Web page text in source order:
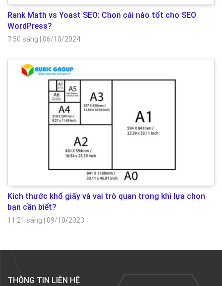
Rank Math vs Yoast SEO: Chọn cái nào tốt cho SEO
WordPress?
7:50 sáng 06/10/2024
Kích thước khổ giấy và vai trò quan trọng khi lựa chọn
bạn cần biết?
11:21 sáng 09/10/2023
THÔNG TIN LIÊN HỆ